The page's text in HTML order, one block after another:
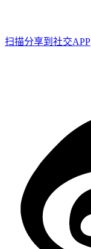
扫描分享到社交APP